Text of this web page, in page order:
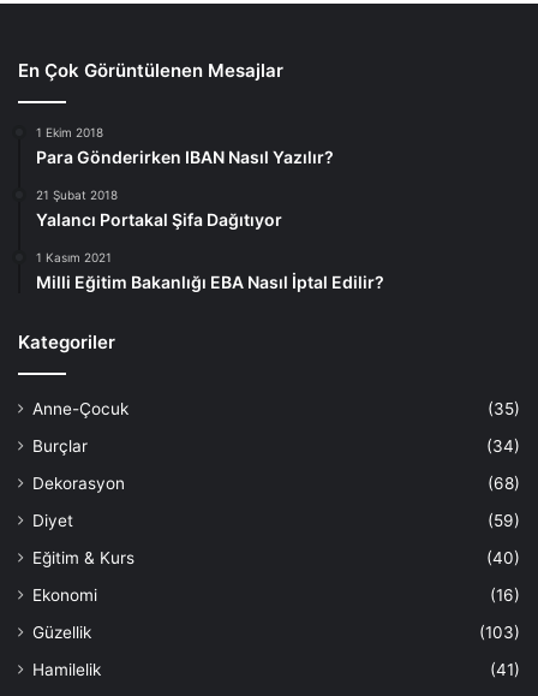
En Çok Görüntülenen Mesajlar
1 Ekim 2018
Para Gönderirken IBAN Nasıl Yazılır?
21 Şubat 2018
Yalancı Portakal Şifa Dağıtıyor
1 Kasım 2021
Milli Eğitim Bakanlığı EBA Nasıl İptal Edilir?
Kategoriler
Anne-Çocuk
(35)
Burçlar
(34)
Dekorasyon
(68)
Diyet
(59)
Eğitim & Kurs
(40)
Ekonomi
(16)
Güzellik
(103)
Hamilelik
(41)